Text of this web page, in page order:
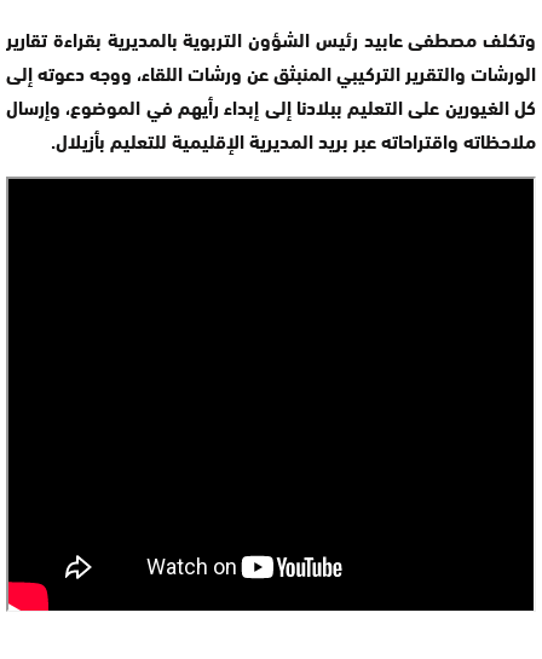
وتكلف مصطفى عابيد رئيس الشؤون التربوية بالمديرية بقراءة تقارير
الورشات والتقرير التركيبي المنبثق عن ورشات اللقاء، ووجه دعوته إلى
كل الغيورين على التعليم ببلادنا إلى إبداء رأيهم في الموضوع، وإرسال
ملاحظاته واقتراحاته عبر بريد المديرية الإقليمية للتعليم بأزيلال.